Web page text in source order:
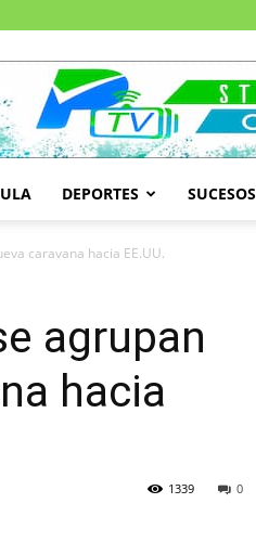
DEPORTES SUCESOS
caravana hacia EE.UU.
agrupan
hacia
0
1339